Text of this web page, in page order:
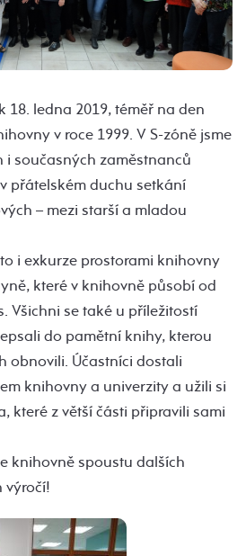
18. ledna 2019, téměř na den
v roce 1999. V S-zóně jsme
i současných zaměstnanců
přátelském duchu setkání
– mezi starší a mladou
i exkurze prostorami knihovny
které v knihovně působí od
Všichni se také u příležitostí
do pamětní knihy, kterou
obnovili. Účastníci dostali
knihovny a univerzity a užili si
které z větší části připravili sami
knihovně spoustu dalších
výročí!